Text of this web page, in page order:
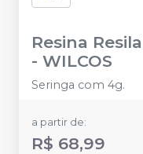
Resina
- WILCOS
Seringa com 4g.
a partir de:
R$ 68,99